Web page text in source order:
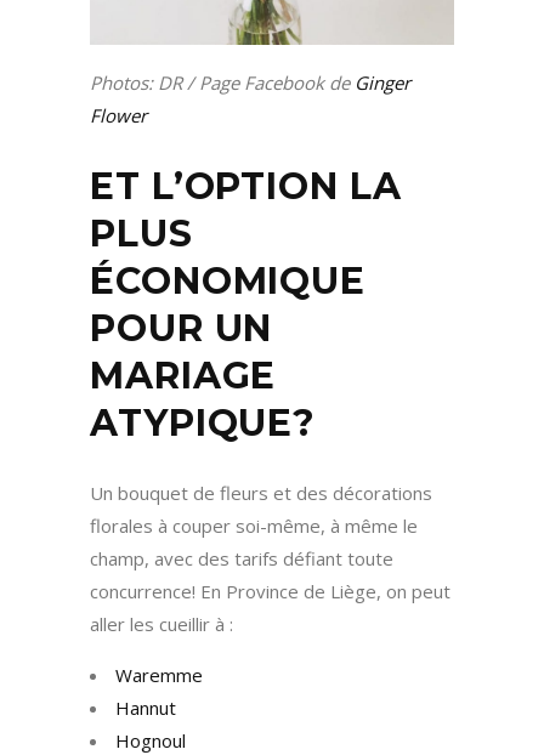
Photos: DR / Page Facebook de Ginger
Flower
ET L’OPTION LA
PLUS
ÉCONOMIQUE
POUR UN
MARIAGE
ATYPIQUE?
Un bouquet de fleurs et des décorations
florales à couper soi-même, à même le
champ, avec des tarifs défiant toute
concurrence! En Province de Liège, on peut
aller les cueillir à :
Waremme
Hannut
Hognoul